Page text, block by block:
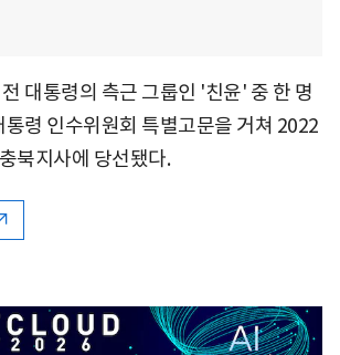
대통령의 측근 그룹인 '친윤' 중 한 명
통령 인수위원회 특별고문을 거쳐 2022
북지사에 당선됐다.